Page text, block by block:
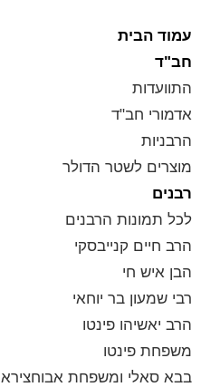
עמוד הבית
חב"ד
התוועדות
אדמורי חב"ד
הרבניות
מוצרים לשטר הדולר
רבנים
לכל תמונות הרבנים
הרב חיים קנייבסקי
הבן איש חי
רבי שמעון בר יוחאי
הרב יאשיהו פינטו
משפחת פינטו
בבא סאלי ומשפחת אבוחצירא